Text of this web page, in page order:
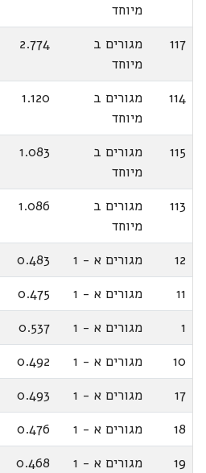
מיוחד
117
מגורים ב
מיוחד
2.774
114
מגורים ב
מיוחד
1.120
115
מגורים ב
מיוחד
1.083
113
מגורים ב
מיוחד
1.086
12 מגורים א - 1 0.483
11
מגורים א - 1 0.475
1
מגורים א - 1 0.537
10
מגורים א - 1 0.492
17
מגורים א - 1 0.493
18
מגורים א - 1 0.476
19
מגורים א - 1 0.468